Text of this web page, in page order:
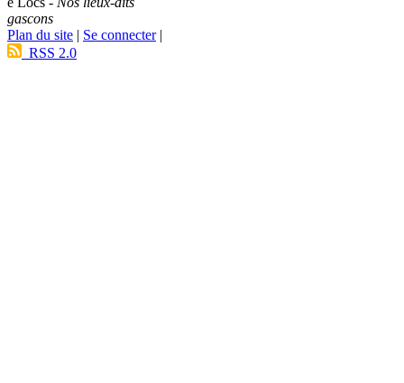
gascons
Plan du site | Se connecter|
RSS 2.0